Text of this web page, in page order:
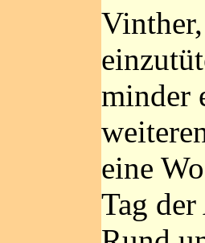
minder
eine
Tag